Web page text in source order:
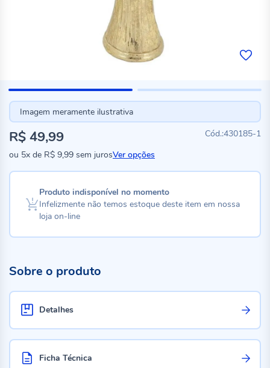
Imagem meramente ilustrativa
430185-1
R$ 49,99
ou 5x de R$ 9,99 sem jurosVer opções
Produto indisponível no momento
Infelizmente não temos estoque deste item em nossa
loja on-line
Sobre o produto
Detalhes
Ficha Técnica